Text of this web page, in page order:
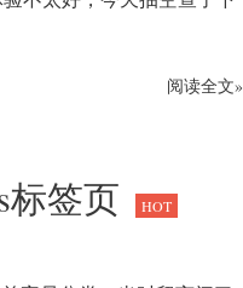
阅读全文»
标签页 HOT